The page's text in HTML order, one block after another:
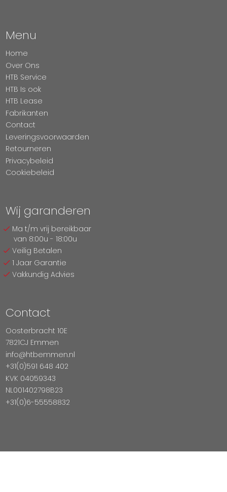
Menu
Home
Over Ons
HTB Service
HTB Is ook
HTB Lease
Fabrikanten
Contact
Leveringsvoorwaarden
Retourneren
Privacybeleid
Cookiebeleid
Wij garanderen
Ma t/m vrij bereikbaar
van 8:00u - 18:00u
Veilig Betalen
1 Jaar Garantie
Vakkundig Advies
Contact
Oosterbracht 10E
7821CJ Emmen
info@htbemmen.nl
+31(0)591 648 402
KVK 04059343
NL001402798B23
+31(0)6-55558832